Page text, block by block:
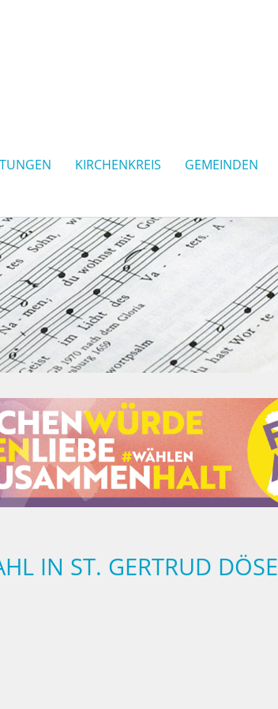
KIRCHENKREIS GEMEINDEN
IN ST. GERTRUD DÖSE